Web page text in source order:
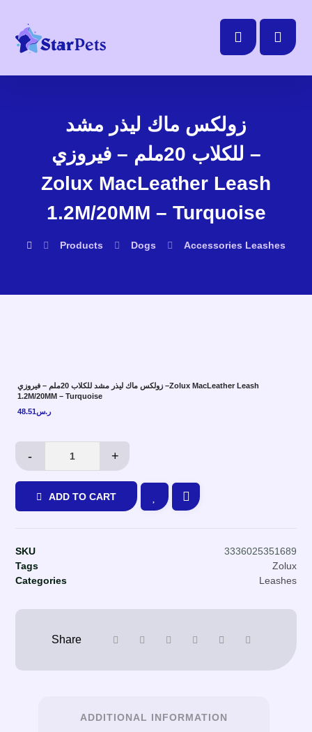
زولكس ماك ليذر مشد
للكلاب 20ملم – فيروزي –
Zolux MacLeather Leash
1.2M/20MM – Turquoise
Products Dogs Accessories Leashes
زولكس ماك ليذر مشد للكلاب 20ملم – فيروزي –Zolux MacLeather Leash
1.2M/20MM – Turquoise
ر.س48.51
- +
ADD TO CART
SKU
3336025351689
Tags
Zolux
Categories
Leashes
ADDITIONAL INFORMATION